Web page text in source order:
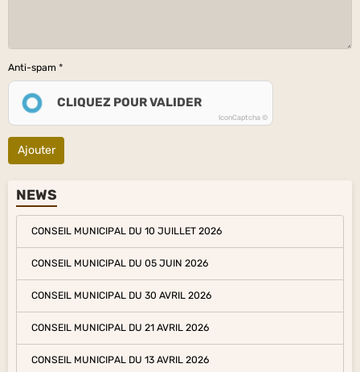
Anti-spam
CLIQUEZ POUR VALIDER
IconCaptcha ©
Ajouter
NEWS
CONSEIL MUNICIPAL DU 10 JUILLET 2026
CONSEIL MUNICIPAL DU 05 JUIN 2026
CONSEIL MUNICIPAL DU 30 AVRIL 2026
CONSEIL MUNICIPAL DU 21 AVRIL 2026
CONSEIL MUNICIPAL DU 13 AVRIL 2026